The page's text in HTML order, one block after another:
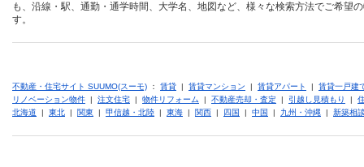
も、沿線・駅、通勤・通学時間、大学名、地図など、様々な検索方法でご希
す。
不動産・住宅サイト SUUMO(スーモ) ： 賃貸 | 賃貸マンション | 賃貸アパート | 賃貸一戸建
リノベーション物件 | 注文住宅 | 物件リフォーム | 不動産売却・査定 | 引越し見積もり |
北海道 | 東北 | 関東 | 甲信越・北陸 | 東海 | 関西 | 四国 | 中国 | 九州・沖縄 | 新築相